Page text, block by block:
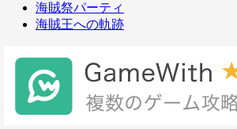
海賊祭パーティ
海賊王への軌跡